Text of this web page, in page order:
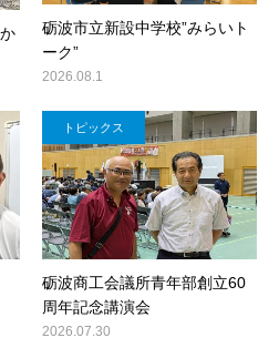
砺波市立新設中学校”みらいト
ーク”
2026.08.1
トピックス
砺波商工会議所青年部創立60
周年記念講演会
2026.07.30